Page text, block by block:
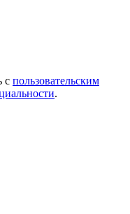
с пользовательским
.